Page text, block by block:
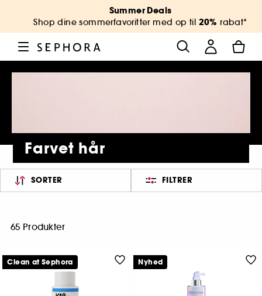
Summer Deals
Shop dine sommerfavoritter med op til 20% rabat*
Farvet hår
SORTER FILTRER
65 Produkter
Clean at Sephora Nyhed